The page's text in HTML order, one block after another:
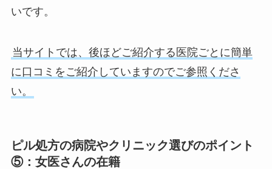
いです。
当サイトでは、後ほどご紹介する医院ごとに簡単
に口コミをご紹介していますのでご参照くださ
い。
ピル処方の病院やクリニック選びのポイント
⑤：女医さんの在籍